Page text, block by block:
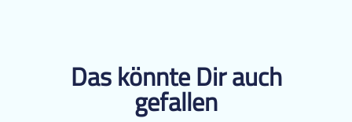
Das könnte Dir auch
gefallen